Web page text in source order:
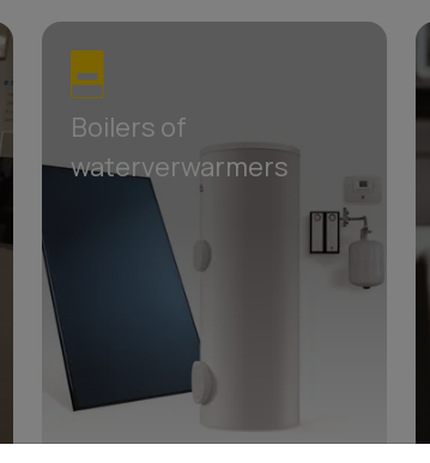
Boilers of
waterverwarmers